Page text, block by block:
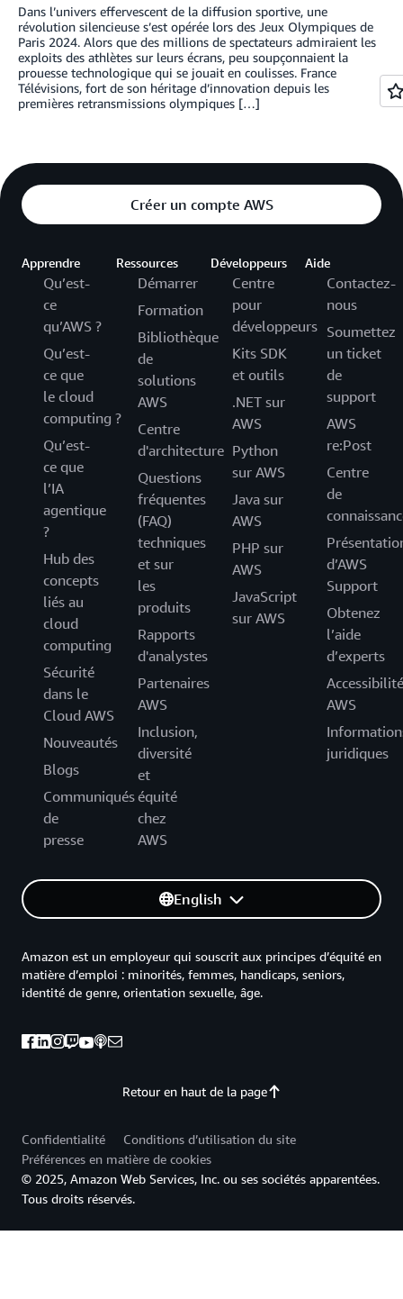
Dans l’univers effervescent de la diffusion sportive, une
révolution silencieuse s’est opérée lors des Jeux Olympiques de
Paris 2024. Alors que des millions de spectateurs admiraient les
exploits des athlètes sur leurs écrans, peu soupçonnaient la
prouesse technologique qui se jouait en coulisses. France
Télévisions, fort de son héritage d’innovation depuis les
premières retransmissions olympiques […]
Créer un compte AWS
Apprendre
Qu’est-
ce
qu’AWS ?
Qu’est-
ce que
le cloud
computing ?
Qu’est-
ce que
l’IA
agentique
?
Hub des
concepts
liés au
cloud
computing
Sécurité
dans le
Cloud AWS
Nouveautés
Blogs
Communiqués
de
presse
Ressources
Démarrer
Formation
Bibliothèque
de
solutions
AWS
Centre
d'architecture
Questions
fréquentes
(FAQ)
techniques
et sur
les
produits
Rapports
d'analystes
Partenaires
AWS
Inclusion,
diversité
et
équité
chez
AWS
Développeurs
Centre
pour
développeurs
Kits SDK
et outils
.NET sur
AWS
Python
sur AWS
Java sur
AWS
PHP sur
AWS
JavaScript
sur AWS
Aide
Contactez-
nous
Soumettez
un ticket
de
support
AWS
re:Post
Centre
de
d’AWS
Support
Obtenez
l’aide
d’experts
Accessibilité
AWS
juridiques
English
Retour en haut de la page
Amazon est un employeur qui souscrit aux principes d’équité en
matière d’emploi : minorités, femmes, handicaps, seniors,
identité de genre, orientation sexuelle, âge.
Confidentialité
Conditions d’utilisation du site
Préférences en matière de cookies
© 2025, Amazon Web Services, Inc. ou ses sociétés apparentées.
Tous droits réservés.